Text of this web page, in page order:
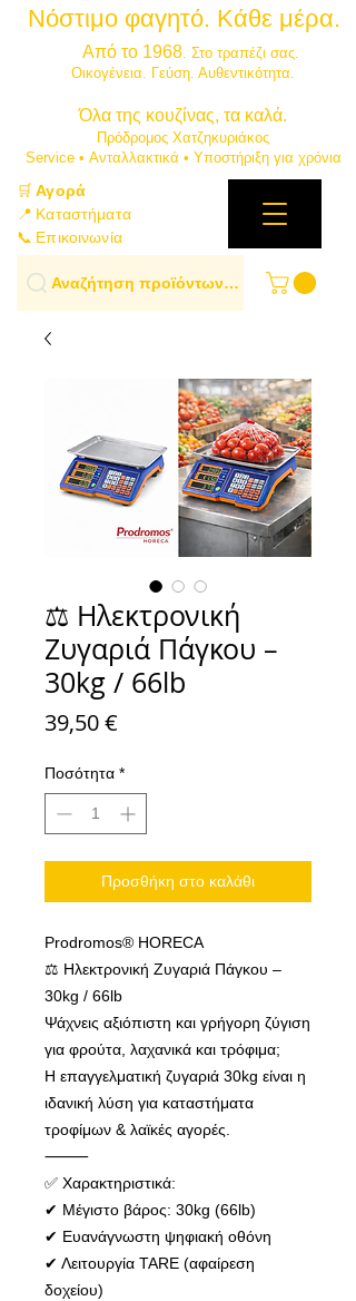
Νόστιμο φαγητό. Κάθε μέρα.
Από το 1968. Στο τραπέζι σας.
​Οικογένεια. Γεύση. Αυθεντικότητα.
​Όλα της κουζίνας, τα καλά.
Πρόδρομος Χατζηκυριάκος
​Service • Ανταλλακτικά • Υποστήριξη για χρόνια
🛒Αγορά
📍 Καταστήματα
📞 Επικοινωνία
Αναζήτηση προϊόντων…
⚖️ Ηλεκτρονική
Ζυγαριά Πάγκου –
30kg / 66lb
39,50 €
Ποσότητα *
Προσθήκη στο καλάθι
Prodromos® HORECA
⚖️ Ηλεκτρονική Ζυγαριά Πάγκου –
30kg / 66lb
Ψάχνεις αξιόπιστη και γρήγορη ζύγιση
για φρούτα, λαχανικά και τρόφιμα;
Η επαγγελματική ζυγαριά 30kg είναι η
ιδανική λύση για καταστήματα
τροφίμων & λαϊκές αγορές.
⸻
✅ Χαρακτηριστικά:
✔ Μέγιστο βάρος: 30kg (66lb)
✔ Ευανάγνωστη ψηφιακή οθόνη
✔ Λειτουργία TARE (αφαίρεση
δοχείου)